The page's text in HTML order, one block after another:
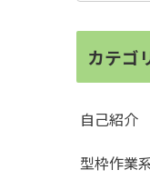
カテゴ
自己紹介
型枠作業